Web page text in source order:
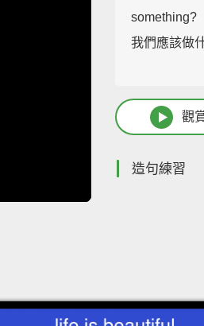
something?
我們應該做
觀
造句練習